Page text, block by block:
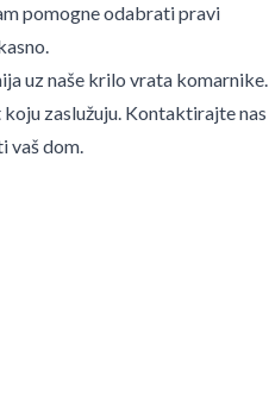
pomogne odabrati pravi
uz naše krilo vrata komarnike.
zaslužuju. Kontaktirajte nas
vaš dom.